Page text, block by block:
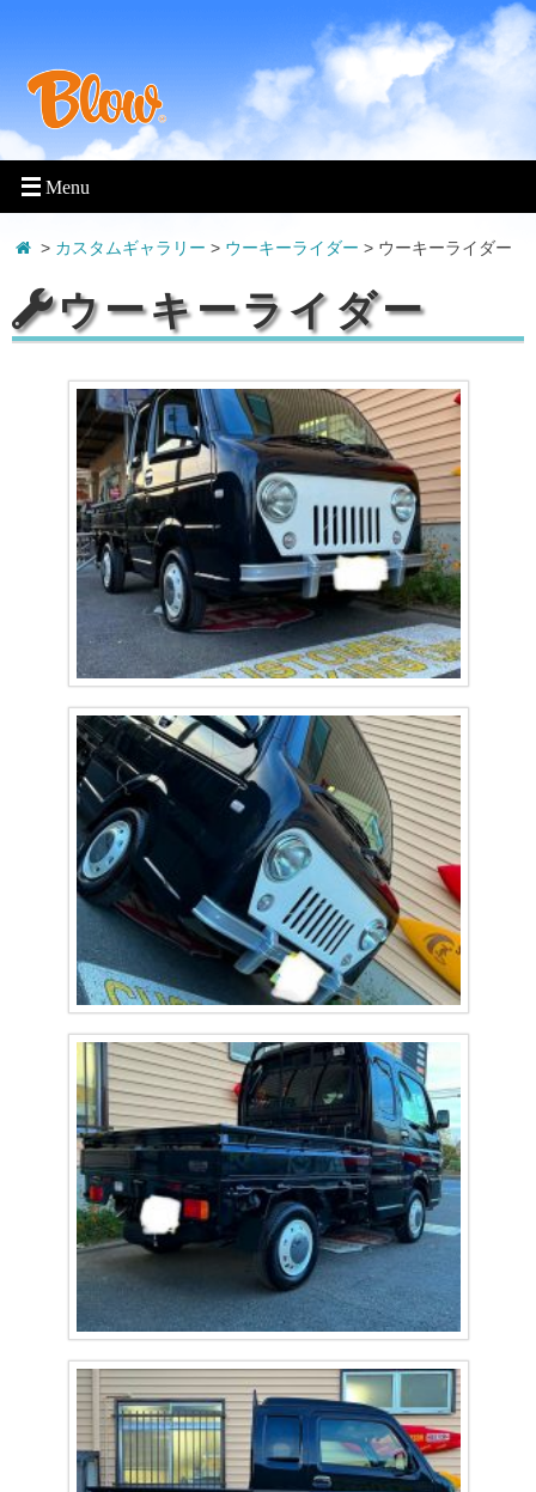
> カスタムギャラリー > ウーキーライダー > ウーキーライダー
ウーキーライダー